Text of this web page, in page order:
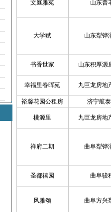
文庭雅苑 山东普
大学赋 山东犁铧
书香世家 山东积厚源
幸福里春晖苑 九巨龙房地
裕馨花园公租房 济宁航
桃源里 九巨龙房地
祥府二期 曲阜犁铧
圣都禧园 曲阜骏
风雅颂 曲阜方兴